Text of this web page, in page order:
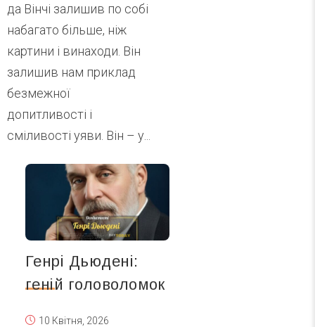
да Вінчі залишив по собі
набагато більше, ніж
картини і винаходи. Він
залишив нам приклад
безмежної
допитливості і
сміливості уяви. Він – у...
Генрі Дьюдені:
геній головоломок
10 Квітня, 2026